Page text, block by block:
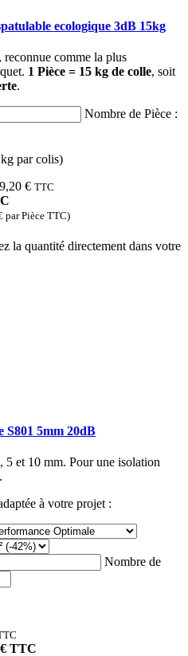
ecologique 3dB 15kg
comme la plus
1 Pièce = 15 kg de colle, soit
.
Nombre de Pièce :
par colis)
€ TTC
par Pièce TTC)
la quantité directement dans votre
S801 5mm 20dB
5 et 10 mm. Pour une isolation
à votre projet :
Nombre de
TTC